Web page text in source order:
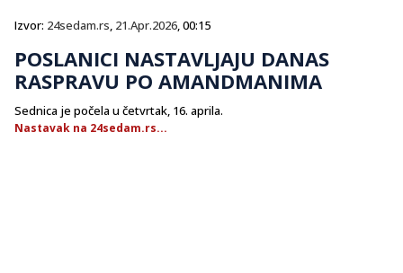
Izvor: 24sedam.rs, 21.Apr.2026, 00:15
POSLANICI NASTAVLJAJU DANAS
RASPRAVU PO AMANDMANIMA
Sednica je počela u četvrtak, 16. aprila.
Nastavak na 24sedam.rs...